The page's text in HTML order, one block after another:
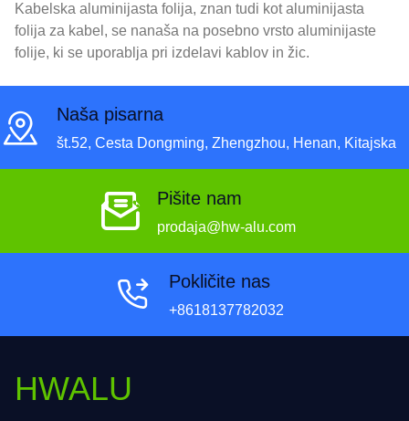
Kabelska aluminijasta folija, znan tudi kot aluminijasta
folija za kabel, se nanaša na posebno vrsto aluminijaste
folije, ki se uporablja pri izdelavi kablov in žic.
Naša pisarna
št.52, Cesta Dongming, Zhengzhou, Henan, Kitajska
Pišite nam
prodaja@hw-alu.com
Pokličite nas
+8618137782032
HWALU